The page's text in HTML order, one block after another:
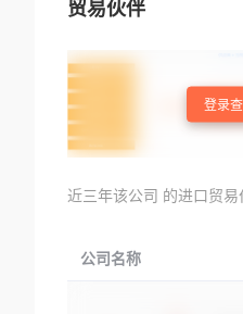
贸易伙伴
登录
近三年该公司 的进口贸易
公司名称